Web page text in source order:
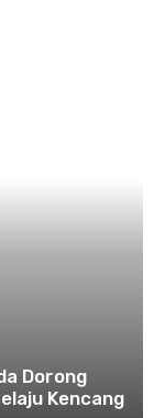
Dorong
Kencang